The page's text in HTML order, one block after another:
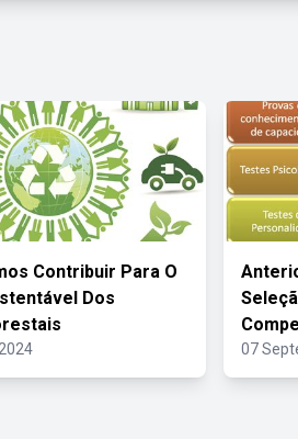
Contribuir Para O
Dos
07